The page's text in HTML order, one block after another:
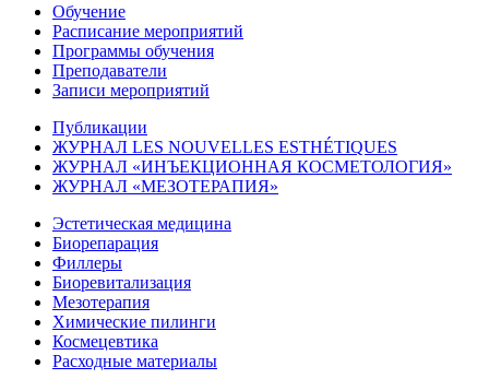
Обучение
Расписание мероприятий
Программы обучения
Преподаватели
Записи мероприятий
Публикации
ЖУРНАЛ LES NOUVELLES ESTHÉTIQUES
ЖУРНАЛ «ИНЪЕКЦИОННАЯ КОСМЕТОЛОГИЯ»
ЖУРНАЛ «МЕЗОТЕРАПИЯ»
Эстетическая медицина
Биорепарация
Филлеры
Биоревитализация
Мезотерапия
Химические пилинги
Космецевтика
Расходные материалы